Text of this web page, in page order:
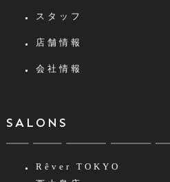
スタッフ
店舗情報
会社情報
SALONS
Rêver TOKYO